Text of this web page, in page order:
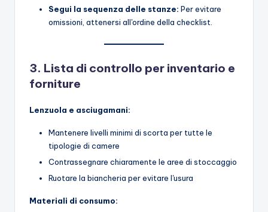
Segui la sequenza delle stanze: Per evitare
omissioni, attenersi all'ordine della checklist.
3. Lista di controllo per inventario e
forniture
Lenzuola e asciugamani:
Mantenere livelli minimi di scorta per tutte le
tipologie di camere
Contrassegnare chiaramente le aree di stoccaggio
Ruotare la biancheria per evitare l'usura
Materiali di consumo: